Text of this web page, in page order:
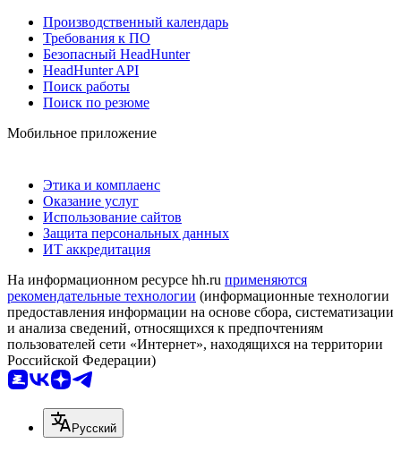
Производственный календарь
Требования к ПО
Безопасный HeadHunter
HeadHunter API
Поиск работы
Поиск по резюме
Мобильное приложение
Этика и комплаенс
Оказание услуг
Использование сайтов
Защита персональных данных
ИТ аккредитация
На информационном ресурсе hh.ru применяются
рекомендательные технологии (информационные технологии
предоставления информации на основе сбора, систематизации
и анализа сведений, относящихся к предпочтениям
пользователей сети «Интернет», находящихся на территории
Российской Федерации)
Русский